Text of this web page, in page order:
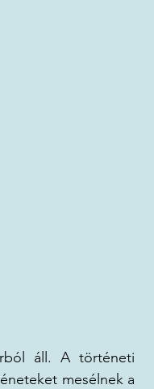
áll. A történeti
mesélnek a